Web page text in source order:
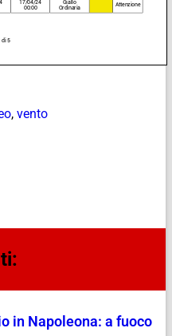
, vento
in Napoleona: a fuoco